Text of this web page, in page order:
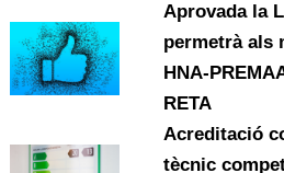
Aprovada la
permetrà als
HNA-
RETA
Acreditació
tècnic